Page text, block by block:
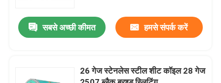
हमारे बारे में
सबसे अच्छी कीमत हमसे संपर्क करें
26 गेज स्टेनलेस स्टील शीट कॉइल 28 गेज